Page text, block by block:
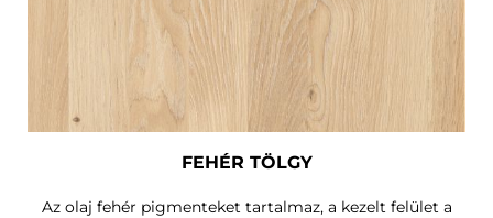
FEHÉR TÖLGY
Az olaj fehér pigmenteket tartalmaz, a kezelt felület a